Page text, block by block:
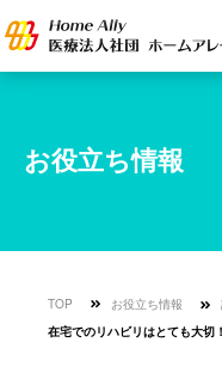
お役立ち情報
TOP お役立ち情報
在宅でのリハビリはとても大切